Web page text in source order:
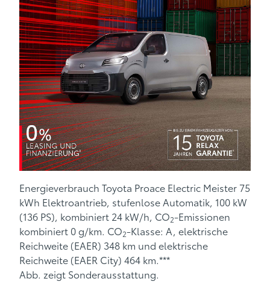
Energieverbrauch Toyota Proace Electric Meister 75
kWh Elektroantrieb, stufenlose Automatik, 100 kW
(136 PS), kombiniert 24 kW/h, CO2-Emissionen
kombiniert 0 g/km. CO2-Klasse: A, elektrische
Reichweite (EAER) 348 km und elektrische
Reichweite (EAER City) 464 km.***
Abb. zeigt Sonderausstattung.